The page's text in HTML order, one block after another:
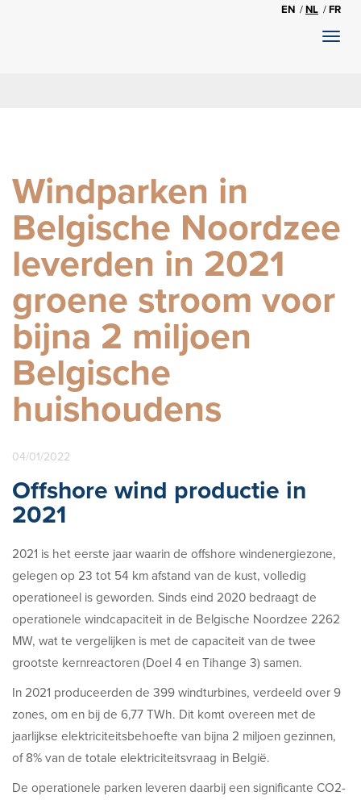
EN NL FR
Windparken in
Belgische Noordzee
leverden in 2021
groene stroom voor
bijna 2 miljoen
Belgische
huishoudens
04/01/2022
Offshore wind productie in
2021
2021 is het eerste jaar waarin de offshore windenergiezone,
gelegen op 23 tot 54 km afstand van de kust, volledig
operationeel is geworden. Sinds eind 2020 bedraagt de
operationele windcapaciteit in de Belgische Noordzee 2262
MW, wat te vergelijken is met de capaciteit van de twee
grootste kernreactoren (Doel 4 en Tihange 3) samen.
In 2021 produceerden de 399 windturbines, verdeeld over 9
zones, om en bij de 6,77 TWh. Dit komt overeen met de
jaarlijkse elektriciteitsbehoefte van bijna 2 miljoen gezinnen,
of 8% van de totale elektriciteitsvraag in België.
De operationele parken leveren daarbij een significante CO2-